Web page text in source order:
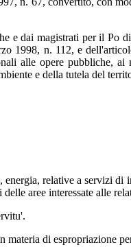
dai magistrati per il Po
1998, n. 112, e
alle opere pubbliche,
e della tutela del
relative a servizi
aree interessate alle
di espropriazione